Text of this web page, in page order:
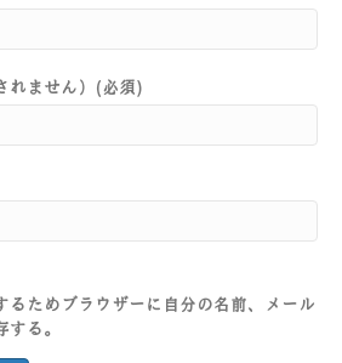
れません）(必須)
るためブラウザーに自分の名前、メール
する。